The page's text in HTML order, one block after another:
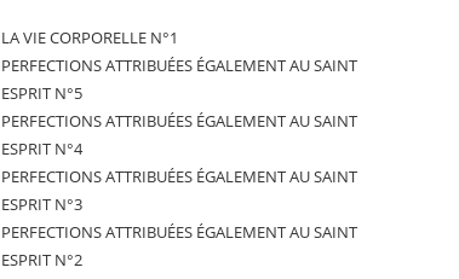
LA VIE CORPORELLE N°1
PERFECTIONS ATTRIBUÉES ÉGALEMENT AU SAINT
ESPRIT N°5
PERFECTIONS ATTRIBUÉES ÉGALEMENT AU SAINT
ESPRIT N°4
PERFECTIONS ATTRIBUÉES ÉGALEMENT AU SAINT
ESPRIT N°3
PERFECTIONS ATTRIBUÉES ÉGALEMENT AU SAINT
ESPRIT N°2